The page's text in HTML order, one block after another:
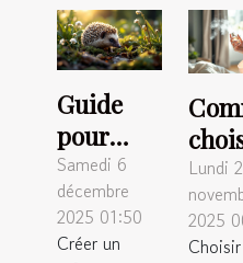
Guide
pour
créer un
habitat
favorable
Samedi 6
décembre
2025 01:50
Créer un
un
Lundi
2025